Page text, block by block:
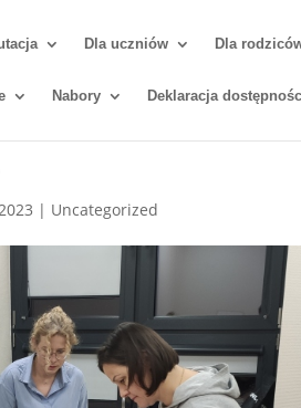
Dla uczniów Dla
Nabory Deklaracja
| Uncategorized